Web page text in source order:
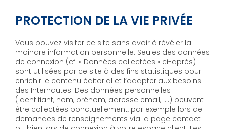
PROTECTION DE LA VIE PRIVÉE
Vous pouvez visiter ce site sans avoir à révéler la
moindre information personnelle. Seules des données
de connexion (cf. « Données collectées » ci-après)
sont utilisées par ce site à des fins statistiques pour
enrichir le contenu éditorial et l’adapter aux besoins
des Internautes. Des données personnelles
(identifiant, nom, prénom, adresse email, ….) peuvent
être collectées ponctuellement, par exemple lors de
demandes de renseignements via la page contact